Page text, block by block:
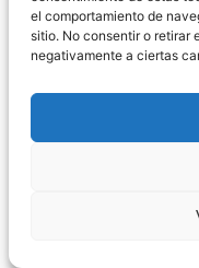
el comportamiento de
sitio. No consentir o retirar
negativamente a ciertas
social de mayor
comportamientos
un contexto en el
constituían una de